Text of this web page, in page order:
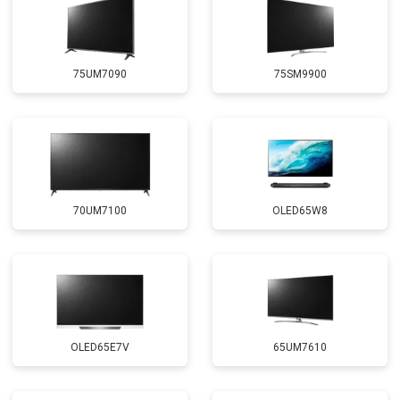
75UM7090 75SM9900
70UM7100 OLED65W8
OLED65E7V 65UM7610